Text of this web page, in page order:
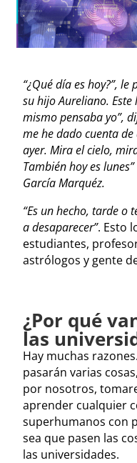
“¿Qué día es hoy?”,
su hijo Aureliano. Este
mismo pensaba yo”,
me he dado cuenta
ayer. Mira el cielo,
También hoy es
García Marquéz.
“Es un hecho, tarde o
a desaparecer”. Esto
estudiantes,
astrólogos y gente
¿Por qué
las
Hay muchas
pasarán varias
por nosotros,
aprender cualquier
superhumanos con
sea que pasen las
las universidades.